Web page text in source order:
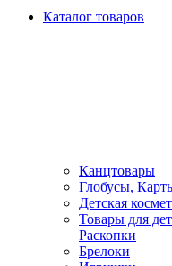
Каталог товаров
Канцтовары
Глобусы,
Детская
Товары для
Раскопки
Брелоки